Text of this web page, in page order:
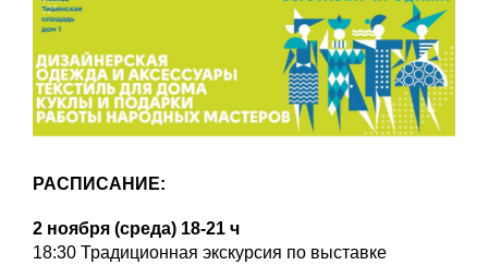
РАСПИСАНИЕ:
2 ноября (среда) 18-21 ч
18:30 Традиционная экскурсия по выставке